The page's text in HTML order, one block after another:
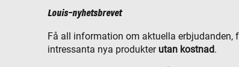
Louis-nyhetsbrevet
Få all information om aktuella erbjudanden,
intressanta nya produkter utan kostnad.